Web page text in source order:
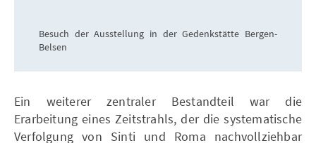
Besuch der Ausstellung in der Gedenkstätte Bergen-
Belsen
Ein weiterer zentraler Bestandteil war die
Erarbeitung eines Zeitstrahls, der die systematische
Verfolgung von Sinti und Roma nachvollziehbar